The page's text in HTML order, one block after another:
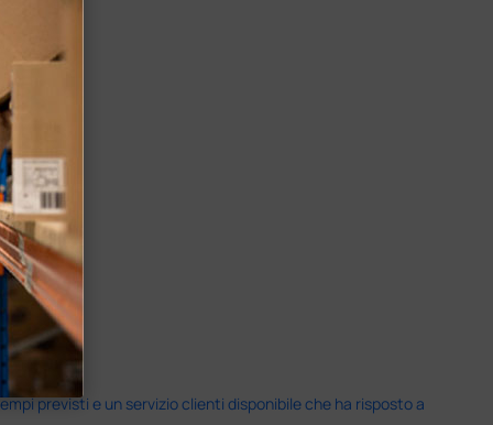
previsti e un servizio clienti disponibile che ha risposto a